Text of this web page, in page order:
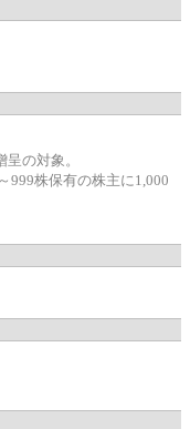
の対象。
999株保有の株主に1,000